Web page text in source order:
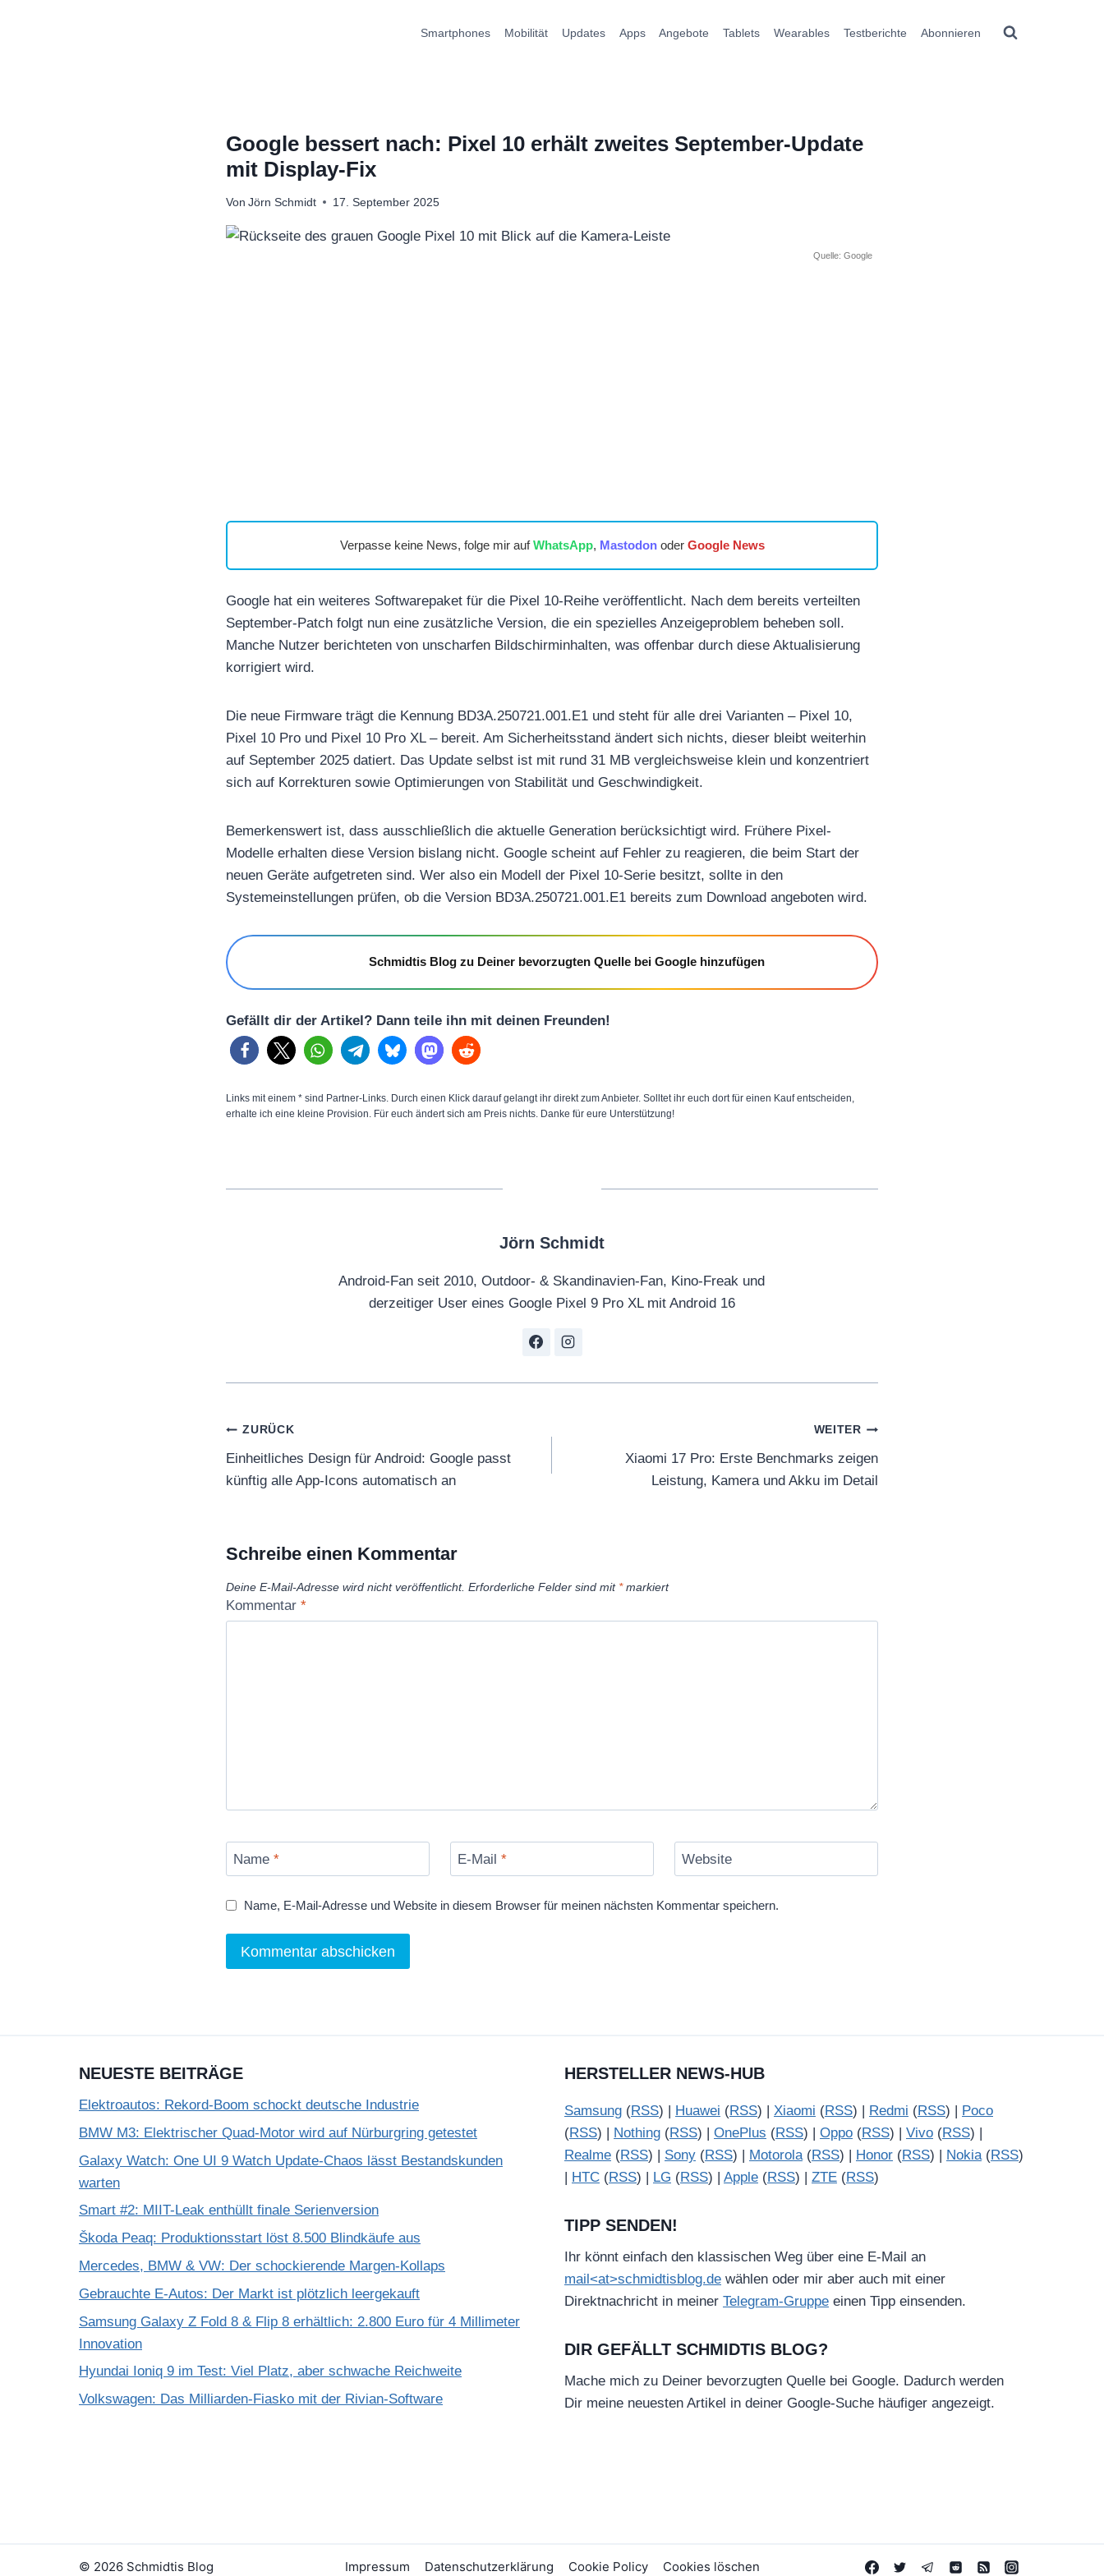
Smartphones Mobilität Updates Apps Angebote Tablets Wearables Testberichte Abonnieren
Google bessert nach: Pixel 10 erhält zweites September-Update
mit Display-Fix
Von Jörn Schmidt 17. September 2025
Quelle: Google
Verpasse keine News, folge mir aufWhatsApp, Mastodonoder Google News
Google hat ein weiteres Softwarepaket für die Pixel 10-Reihe veröffentlicht. Nach dem bereits verteilten
September-Patch folgt nun eine zusätzliche Version, die ein spezielles Anzeigeproblem beheben soll.
Manche Nutzer berichteten von unscharfen Bildschirminhalten, was offenbar durch diese Aktualisierung
korrigiert wird.
Die neue Firmware trägt die Kennung BD3A.250721.001.E1 und steht für alle drei Varianten – Pixel 10,
Pixel 10 Pro und Pixel 10 Pro XL – bereit. Am Sicherheitsstand ändert sich nichts, dieser bleibt weiterhin
auf September 2025 datiert. Das Update selbst ist mit rund 31 MB vergleichsweise klein und konzentriert
sich auf Korrekturen sowie Optimierungen von Stabilität und Geschwindigkeit.
Bemerkenswert ist, dass ausschließlich die aktuelle Generation berücksichtigt wird. Frühere Pixel-
Modelle erhalten diese Version bislang nicht. Google scheint auf Fehler zu reagieren, die beim Start der
neuen Geräte aufgetreten sind. Wer also ein Modell der Pixel 10-Serie besitzt, sollte in den
Systemeinstellungen prüfen, ob die Version BD3A.250721.001.E1 bereits zum Download angeboten wird.
Schmidtis Blog zu Deiner bevorzugten Quelle bei Google hinzufügen
Gefällt dir der Artikel? Dann teile ihn mit deinen Freunden!
Links mit einem * sind Partner-Links. Durch einen Klick darauf gelangt ihr direkt zum Anbieter. Solltet ihr euch dort für einen Kauf entscheiden,
erhalte ich eine kleine Provision. Für euch ändert sich am Preis nichts. Danke für eure Unterstützung!
Jörn Schmidt
Android-Fan seit 2010, Outdoor- & Skandinavien-Fan, Kino-Freak und
derzeitiger User eines Google Pixel 9 Pro XL mit Android 16
Beitragsnavigation
ZURÜCK
Einheitliches Design für Android: Google passt
künftig alle App-Icons automatisch an
WEITER
Xiaomi 17 Pro: Erste Benchmarks zeigen
Leistung, Kamera und Akku im Detail
Schreibe einen Kommentar
Deine E-Mail-Adresse wird nicht veröffentlicht. Erforderliche Felder sind mit *markiert
Kommentar *
Name * E-Mail * Website
Name, E-Mail-Adresse und Website in diesem Browser für meinen nächsten Kommentar speichern.
NEUESTE BEITRÄGE
Elektroautos: Rekord-Boom schockt deutsche Industrie
BMW M3: Elektrischer Quad-Motor wird auf Nürburgring getestet
Galaxy Watch: One UI 9 Watch Update-Chaos lässt Bestandskunden
warten
Smart #2: MIIT-Leak enthüllt finale Serienversion
Škoda Peaq: Produktionsstart löst 8.500 Blindkäufe aus
Mercedes, BMW & VW: Der schockierende Margen-Kollaps
Gebrauchte E-Autos: Der Markt ist plötzlich leergekauft
Samsung Galaxy Z Fold 8 & Flip 8 erhältlich: 2.800 Euro für 4 Millimeter
Innovation
Hyundai Ioniq 9 im Test: Viel Platz, aber schwache Reichweite
Volkswagen: Das Milliarden-Fiasko mit der Rivian-Software
HERSTELLER NEWS-HUB
Samsung (RSS) | Huawei (RSS) | Xiaomi (RSS) | Redmi (RSS) | Poco
(RSS) | Nothing (RSS) | OnePlus (RSS) | Oppo (RSS) | Vivo (RSS) |
Realme (RSS) | Sony (RSS) | Motorola(RSS) | Honor (RSS) | Nokia(RSS)
| HTC (RSS) | LG (RSS) | Apple (RSS) | ZTE (RSS)
TIPP SENDEN!
Ihr könnt einfach den klassischen Weg über eine E-Mail an
mail<at>schmidtisblog.de wählen oder mir aber auch mit einer
Direktnachricht in meiner Telegram-Gruppe einen Tipp einsenden.
DIR GEFÄLLT SCHMIDTIS BLOG?
Mache mich zu Deiner bevorzugten Quelle bei Google. Dadurch werden
Dir meine neuesten Artikel in deiner Google-Suche häufiger angezeigt.
© 2026 Schmidtis Blog Impressum Datenschutzerklärung Cookie Policy Cookies löschen